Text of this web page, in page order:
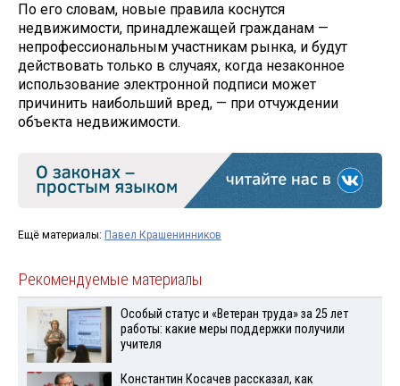
По его словам, новые правила коснутся
недвижимости, принадлежащей гражданам —
непрофессиональным участникам рынка, и будут
действовать только в случаях, когда незаконное
использование электронной подписи может
причинить наибольший вред, — при отчуждении
объекта недвижимости.
Ещё материалы: Павел Крашенинников
Рекомендуемые материалы
Особый статус и «Ветеран труда» за 25 лет
работы: какие меры поддержки получили
учителя
Константин Косачев рассказал, как